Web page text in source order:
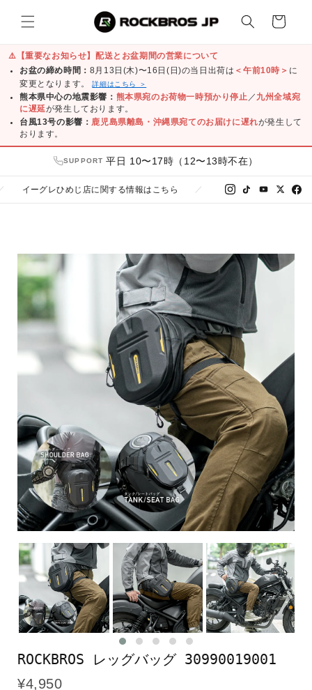
ンツに
進む
ー
⚠️
【重要なお知らせ】配送とお盆期間の営業について
お盆の締め時間： 8月13日(木)〜16日(日)の当日出荷は ＜午前10時＞ に
変更となります。詳細はこちら ＞
熊本県中心の地震影響： 熊本県宛のお荷物一時預かり停止 ／ 九州全域宛
に遅延が発生しております。
台風13号の影響： 鹿児島県離島・沖縄県宛てのお届けに遅れが発生して
おります。
SUPPORT 平日 10〜17時（12〜13時不在）
レひめじ店に関する情報はこちら ／ LINE 友だち追加で300円クーポ
ROCKBROS レッグバッグ 30990019001
¥4,950